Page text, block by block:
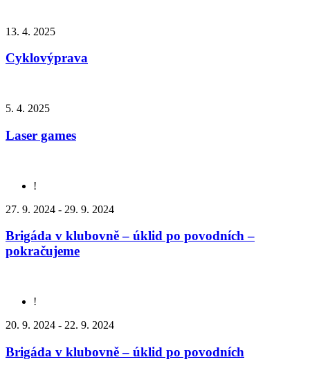
13. 4. 2025
Cyklovýprava
5. 4. 2025
Laser games
!
27. 9. 2024 - 29. 9. 2024
Brigáda v klubovně – úklid po povodních –
pokračujeme
!
20. 9. 2024 - 22. 9. 2024
Brigáda v klubovně – úklid po povodních